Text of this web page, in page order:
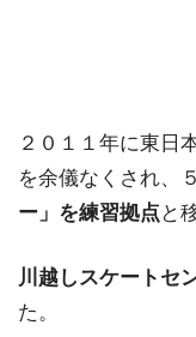
２０１１年に東日
を余儀なくされ、
ー」を練習拠点 と
川越しスケートセ
た。